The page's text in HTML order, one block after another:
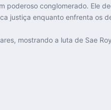
poderoso conglomerado. Ele
justiça enquanto enfrenta os
mostrando a luta de Sae